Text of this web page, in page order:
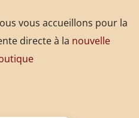
vous accueillons pour la
directe à la nouvelle